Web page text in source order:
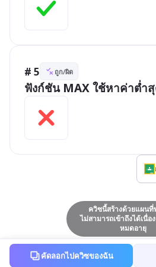
# 5 ถูก/ผิด
ฟังก์ชัน MAX ใช้หาค่าต่ำ
ควิซนี้สร้างด้วยแผนที่
ไม่สามารถเข้าถึงได้เนื่อ
หมดอายุ
คัดลอกไปควิซของฉัน